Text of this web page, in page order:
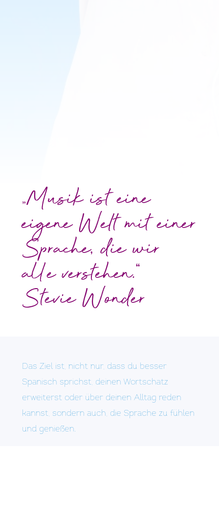
„Musik ist eine
eigene Welt mit einer
Sprache, die wir
alle verstehen.“
Stevie Wonder
Das Ziel ist, nicht nur, dass du besser
Spanisch sprichst, deinen Wortschatz
erweiterst oder über deinen Alltag reden
kannst, sondern auch, die Sprache zu fühlen
und genießen.